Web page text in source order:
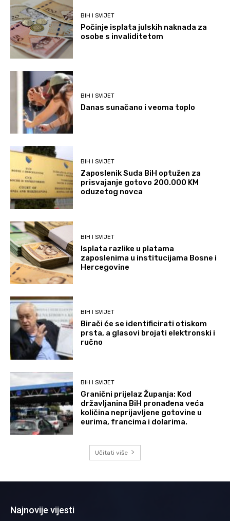
BIH I SVIJET
Počinje isplata julskih naknada za
osobe s invaliditetom
BIH I SVIJET
Danas sunačano i veoma toplo
BIH I SVIJET
Zaposlenik Suda BiH optužen za
prisvajanje gotovo 200.000 KM
oduzetog novca
BIH I SVIJET
Isplata razlike u platama
zaposlenima u institucijama Bosne i
Hercegovine
BIH I SVIJET
Birači će se identificirati otiskom
prsta, a glasovi brojati elektronski i
ručno
BIH I SVIJET
Granični prijelaz Županja: Kod
državljanina BiH pronađena veća
količina neprijavljene gotovine u
eurima, francima i dolarima.
Učitati više
Najnovije vijesti